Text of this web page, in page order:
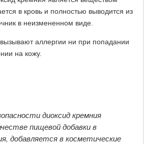
в кровь и полностью выводится из
в неизмененном виде.
аллергии ни при попадании
на кожу.
диоксид кремния
пищевой добавки в
добавляется в косметические